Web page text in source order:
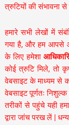
त्रुटियों की संभावना
हमारे सभी लेखों में
गया है, और हम आपसे
के लिए हमेशा
कोई त्रुटि मिले, तो
वेबसाइट के माध्यम से
वेबसाइट पूर्णतः
तरीकों से पहुंचे यही
द्वारा जांच परख लें |